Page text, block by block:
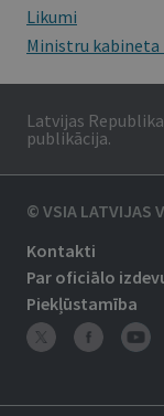
Likumi
Ministru
Latvijas
publikācija.
© VSIA LATVIJAS
Kontakti
Par oficiālo
Piekļūstamība